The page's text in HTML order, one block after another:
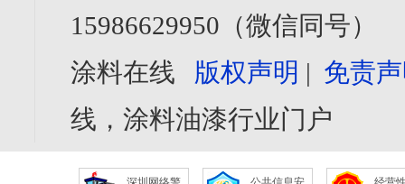
15986629950（微信同号）
涂料在线 版权声明 | 免责
线，涂料油漆行业门户